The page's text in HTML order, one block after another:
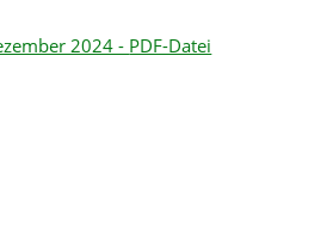
2024 - PDF-Datei